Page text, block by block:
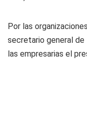
Por las
secretario general de
las empresarias el